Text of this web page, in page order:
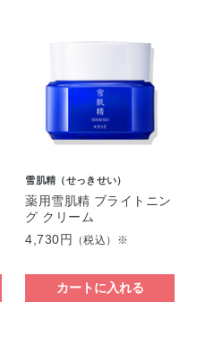
雪肌精（せっきせい）
薬用雪肌精 ブライトニン
グ クリーム
4,730円
（税込）※
カートに入れる